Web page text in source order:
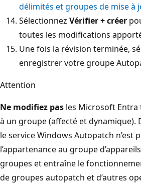
délimités et groupes de mise à
Sélectionnez Vérifier + créer
toutes les modifications
Une fois la révision terminée,
enregistrer votre groupe
Attention
Ne modifiez pas les Microsoft Entra
à un groupe (affecté et dynamique).
le service Windows Autopatch n’est
l’appartenance au groupe
groupes et entraîne le
de groupes autopatch et d’autres